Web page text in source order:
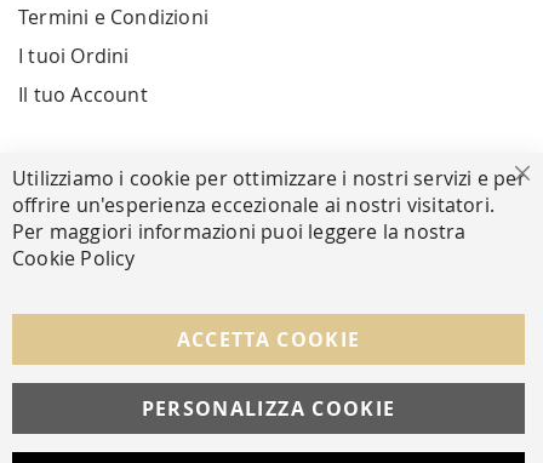
Termini e Condizioni
I tuoi Ordini
Il tuo Account
Facebook Instagram Whatsapp
© Copyright MAV Arreda s.r.l. | P.IVA IT05919160969
Via Galileo Galilei, 14 | Milano
Utilizziamo i cookie per ottimizzare i nostri servizi e per
offrire un'esperienza eccezionale ai nostri visitatori.
Per maggiori informazioni puoi leggere la nostra
Cookie Policy
ACCETTA COOKIE
PERSONALIZZA COOKIE